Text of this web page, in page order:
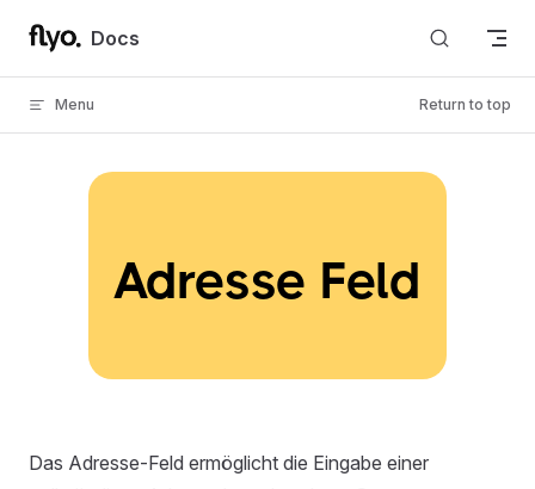
Skip to content
Docs
Menu Return to top
Adresse Feld
Das Adresse-Feld ermöglicht die Eingabe einer